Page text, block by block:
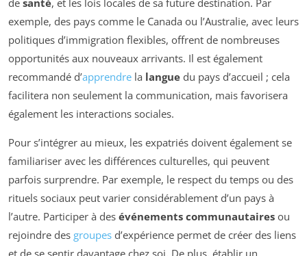
exemple, des pays comme le Canada ou l’Australie, avec leurs
politiques d’immigration flexibles, offrent de nombreuses
opportunités aux nouveaux arrivants. Il est également
recommandé d’apprendre la langue du pays d’accueil ; cela
facilitera non seulement la communication, mais favorisera
également les interactions sociales.
Pour s’intégrer au mieux, les expatriés doivent également se
familiariser avec les différences culturelles, qui peuvent
parfois surprendre. Par exemple, le respect du temps ou des
rituels sociaux peut varier considérablement d’un pays à
l’autre. Participer à des événements communautaires ou
rejoindre des groupes d’expérience permet de créer des liens
et de se sentir davantage chez soi. De plus, établir un